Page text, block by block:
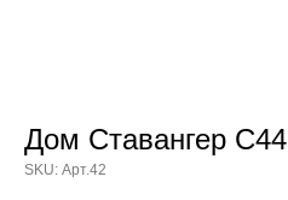
Дом Ставангер С44
SKU: Арт.42